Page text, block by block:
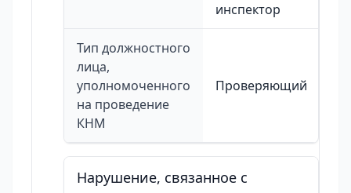
инспектор
Тип должностного
лица,
уполномоченного
на проведение
КНМ
Проверяющий
Нарушение, связанное с